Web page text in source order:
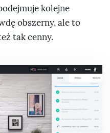
kolejne
obszerny, ale to
tak cenny.